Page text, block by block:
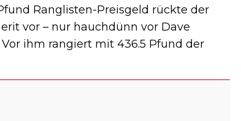
Ranglisten-Preisgeld rückte der
vor – nur hauchdünn vor Dave
Vor ihm rangiert mit 436.5 Pfund der